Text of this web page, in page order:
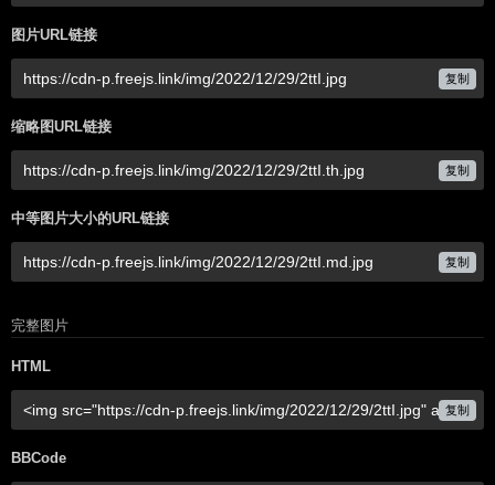
图片URL链接
复制
缩略图URL链接
复制
中等图片大小的URL链接
复制
完整图片
HTML
复制
BBCode